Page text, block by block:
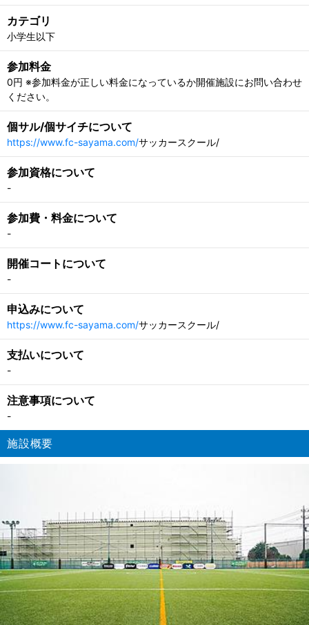
カテゴリ
小学生以下
参加料金
0円 ※参加料金が正しい料金になっているか開催施設にお問い合わせ
ください。
個サル/個サイチについて
https://www.fc-sayama.com/サッカースクール/
参加資格について
-
参加費・料金について
-
開催コートについて
-
申込みについて
https://www.fc-sayama.com/サッカースクール/
支払いについて
-
注意事項について
-
施設概要